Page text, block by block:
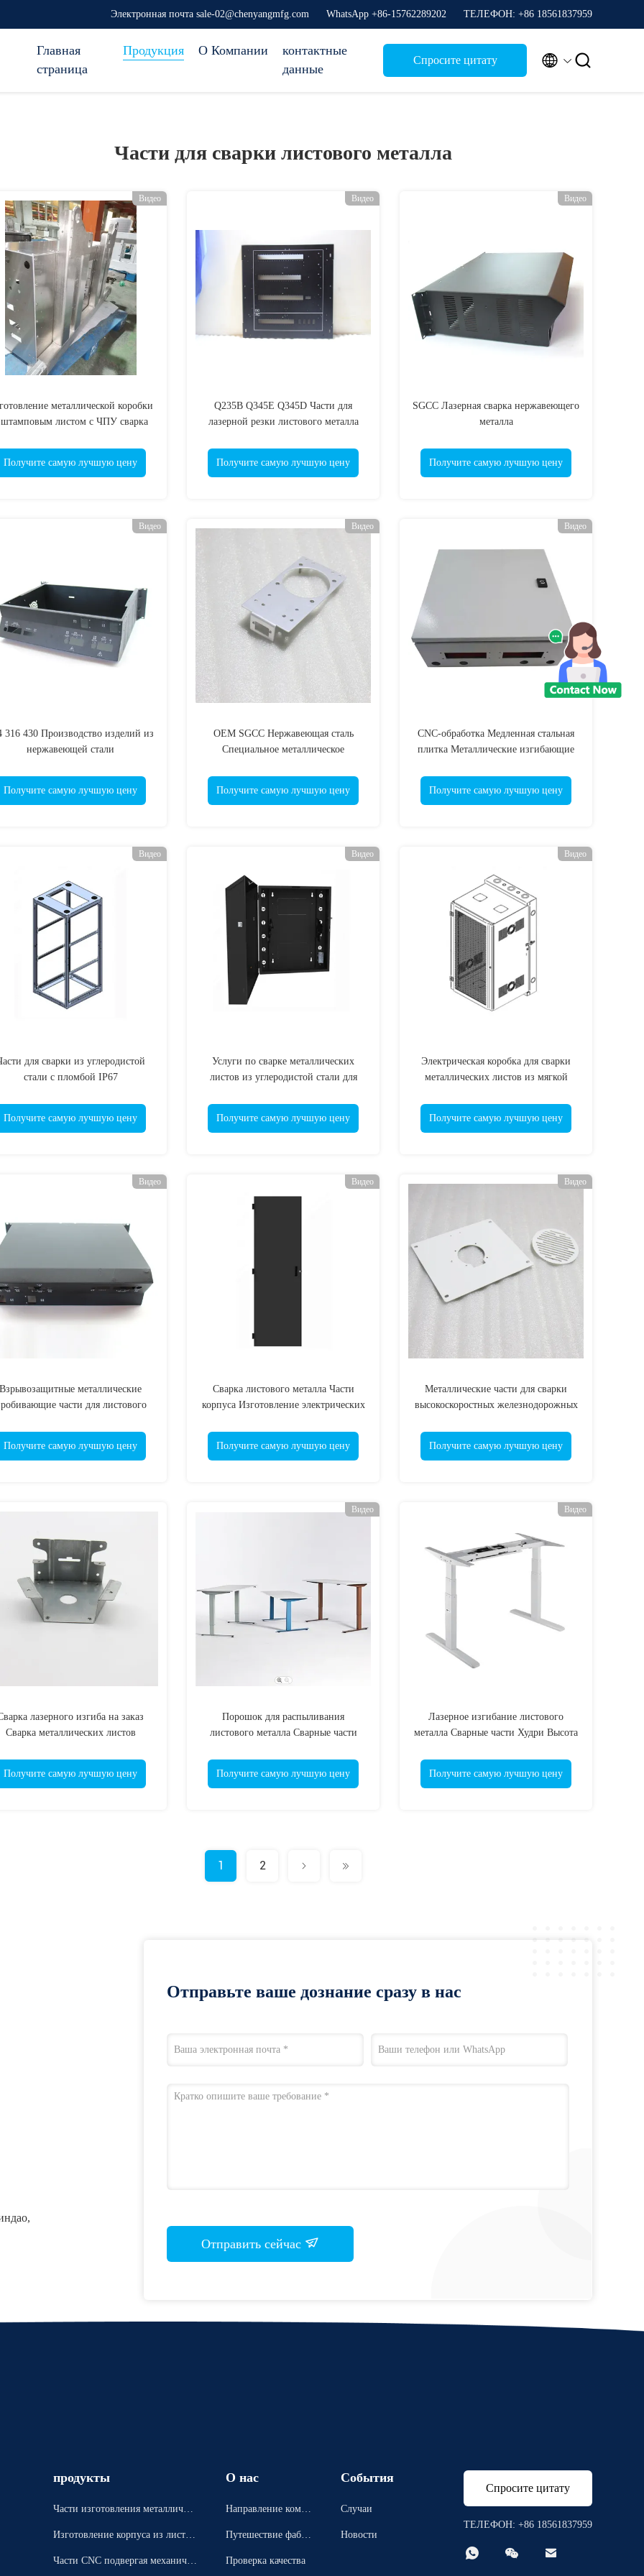
Электронная почта sale-02@chenyangmfg.com WhatsApp +86-15762289202 ТЕЛЕФОН: +86 18561837959
Главная
страница
Продукция О Компании
контактные
данные
Спросите цитату  
Части для сварки листового металла
Видео
металлической коробки
листом с ЧПУ сварка
Получите самую лучшую цену
Видео
Q235B Q345E Q345D Части для
лазерной резки листового металла
Получите самую лучшую цену
Видео
SGCC Лазерная сварка нержавеющего
металла
Получите самую лучшую цену
Видео
316 430 Производство изделий из
нержавеющей стали
Получите самую лучшую цену
Видео
OEM SGCC Нержавеющая сталь
Специальное металлическое
Получите самую лучшую цену
Видео
CNC-обработка Медленная стальная
плитка Металлические изгибающие
Получите самую лучшую цену
Видео
для сварки из углеродистой
стали с пломбой IP67
Получите самую лучшую цену
Видео
Услуги по сварке металлических
листов из углеродистой стали для
адаптируемой стыковочной коробки
IP67
Получите самую лучшую цену
Видео
Электрическая коробка для сварки
металлических листов из мягкой
Получите самую лучшую цену
Видео
Взрывозащитные металлические
части для листового
Получите самую лучшую цену
Видео
Сварка листового металла Части
корпуса Изготовление электрических
Получите самую лучшую цену
Видео
Металлические части для сварки
высокоскоростных железнодорожных
Получите самую лучшую цену
лазерного изгиба на заказ
Сварка металлических листов
Получите самую лучшую цену
Видео
Порошок для распыливания
листового металла Сварные части
Получите самую лучшую цену
Видео
Лазерное изгибание листового
металла Сварные части Худри Высота
Получите самую лучшую цену
1 2
Отправьте ваше дознание сразу в нас
Отправить сейчас
продукты
Части изготовления металлическ
Изготовление корпуса из листов
Части CNC подвергая механичес
О нас
Направление компа
Путешествие фабри
Проверка качества
События
Случаи
Новости
Спросите цитату
ТЕЛЕФОН: +86 18561837959
  